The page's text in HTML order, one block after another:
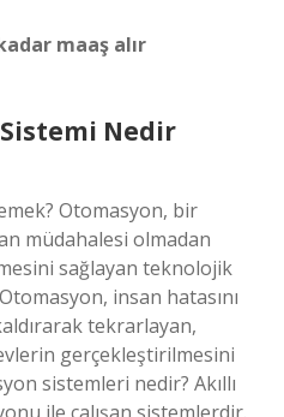
maaş alır
Nedir
Otomasyon, bir
müdahalesi olmadan
sağlayan teknolojik
insan hatasını
tekrarlayan,
gerçekleştirilmesini
sistemleri nedir? Akıllı